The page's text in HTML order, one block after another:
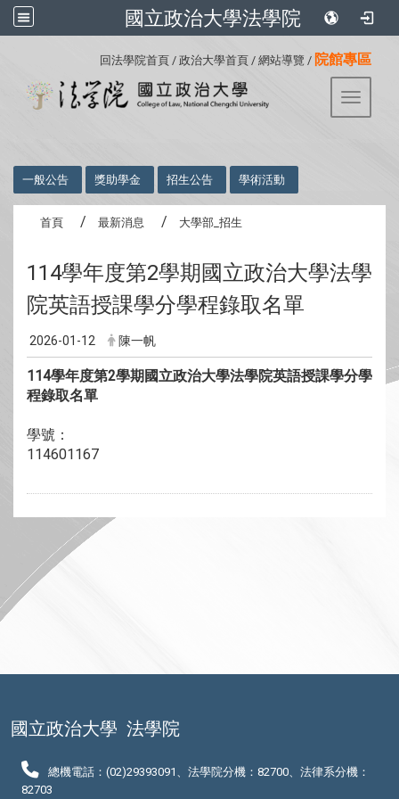
國立政治大學法學院
回法學院首頁 / 政治大學首頁 / 網站導覽 / 院館專區
Toggle
一般公告 獎助學金 招生公告 學術活動
首頁 最新消息 大學部_招生
114學年度第2學期國立政治大學法學
院英語授課學分學程錄取名單
2026-01-12 陳一帆
114學年度第2學期國立政治大學法學院英語授課學分學
程錄取名單
學號：
114601167
國立政治大學 法學院
總機電話：(02)29393091、法學院分機：82700、法律系分機：
82703